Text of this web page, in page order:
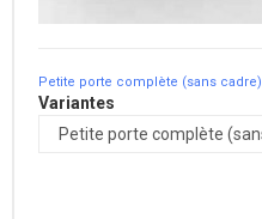
Petite porte complète (sans cadre)
Variantes